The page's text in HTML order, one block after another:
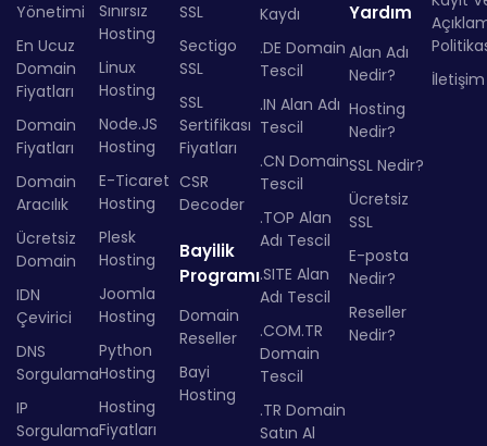
Yönetimi
En Ucuz
Domain
Fiyatları
Domain
Fiyatları
Domain
Aracılık
Ücretsiz
Domain
IDN
Çevirici
DNS
Sorgulama
IP
Sorgulama
Sınırsız
Hosting
Linux
Hosting
Node.JS
Hosting
E-Ticaret
Hosting
Plesk
Hosting
Joomla
Hosting
Python
Hosting
Hosting
Fiyatları
SSL
Sectigo
SSL
SSL
Sertifikası
Fiyatları
CSR
Decoder
Bayilik
Programı
Domain
Reseller
Bayi
Hosting
Kaydı
.DE Domain
Tescil
.IN Alan Adı
Tescil
.CN Domain
Tescil
.TOP Alan
Adı Tescil
.SITE Alan
Adı Tescil
.COM.TR
Domain
Tescil
.TR Domain
Satın Al
Yardım
Alan Adı
Nedir?
Hosting
Nedir?
SSL Nedir?
Ücretsiz
SSL
E-posta
Nedir?
Reseller
Nedir?
İletişim